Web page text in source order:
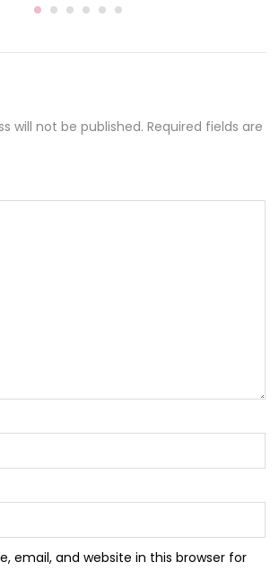
will not be published. Required fields are
email, and website in this browser for